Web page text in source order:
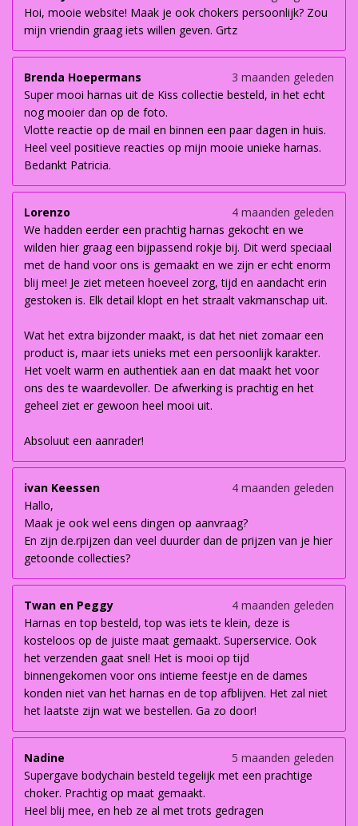
Hoi, mooie website! Maak je ook chokers persoonlijk? Zou
mijn vriendin graag iets willen geven. Grtz
Brenda Hoepermans
3 maanden geleden
Super mooi harnas uit de Kiss collectie besteld, in het echt
nog mooier dan op de foto.
Vlotte reactie op de mail en binnen een paar dagen in huis.
Heel veel positieve reacties op mijn mooie unieke harnas.
Bedankt Patricia.
Lorenzo
4 maanden geleden
We hadden eerder een prachtig harnas gekocht en we
wilden hier graag een bijpassend rokje bij. Dit werd speciaal
met de hand voor ons is gemaakt en we zijn er echt enorm
blij mee! Je ziet meteen hoeveel zorg, tijd en aandacht erin
gestoken is. Elk detail klopt en het straalt vakmanschap uit.
Wat het extra bijzonder maakt, is dat het niet zomaar een
product is, maar iets unieks met een persoonlijk karakter.
Het voelt warm en authentiek aan en dat maakt het voor
ons des te waardevoller. De afwerking is prachtig en het
geheel ziet er gewoon heel mooi uit.
Absoluut een aanrader!
ivan Keessen
4 maanden geleden
Hallo,
Maak je ook wel eens dingen op aanvraag?
En zijn de.rpijzen dan veel duurder dan de prijzen van je hier
getoonde collecties?
Twan en Peggy
4 maanden geleden
Harnas en top besteld, top was iets te klein, deze is
kosteloos op de juiste maat gemaakt. Superservice. Ook
het verzenden gaat snel! Het is mooi op tijd
binnengekomen voor ons intieme feestje en de dames
konden niet van het harnas en de top afblijven. Het zal niet
het laatste zijn wat we bestellen. Ga zo door!
Nadine
5 maanden geleden
Supergave bodychain besteld tegelijk met een prachtige
choker. Prachtig op maat gemaakt.
Heel blij mee, en heb ze al met trots gedragen